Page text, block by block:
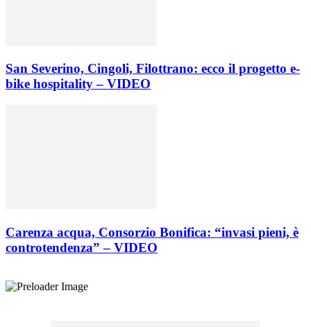
San Severino, Cingoli, Filottrano: ecco il progetto e-
bike hospitality – VIDEO
Carenza acqua, Consorzio Bonifica: “invasi pieni, è
controtendenza” – VIDEO